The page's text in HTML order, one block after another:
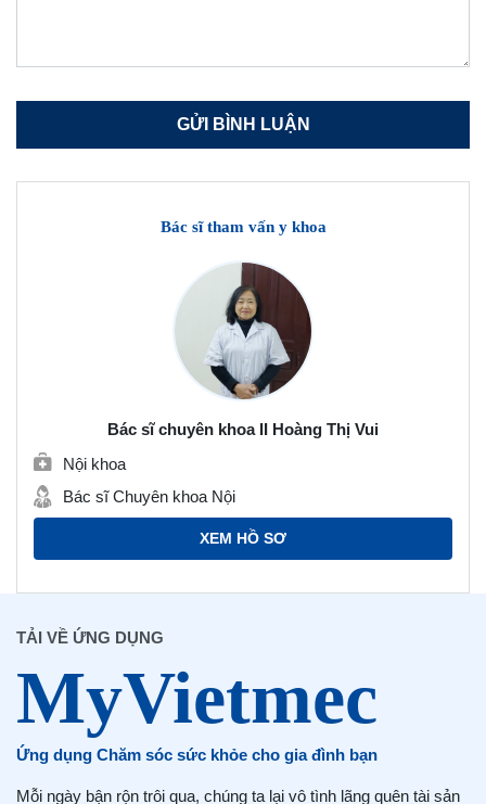
Bác sĩ tham vấn y khoa
Bác sĩ chuyên khoa II Hoàng Thị Vui
Nội khoa
Bác sĩ Chuyên khoa Nội
XEM HỒ SƠ
TẢI VỀ ỨNG DỤNG
Ứng dụng Chăm sóc sức khỏe cho gia đình bạn
Mỗi ngày bận rộn trôi qua, chúng ta lại vô tình lãng quên tài sản